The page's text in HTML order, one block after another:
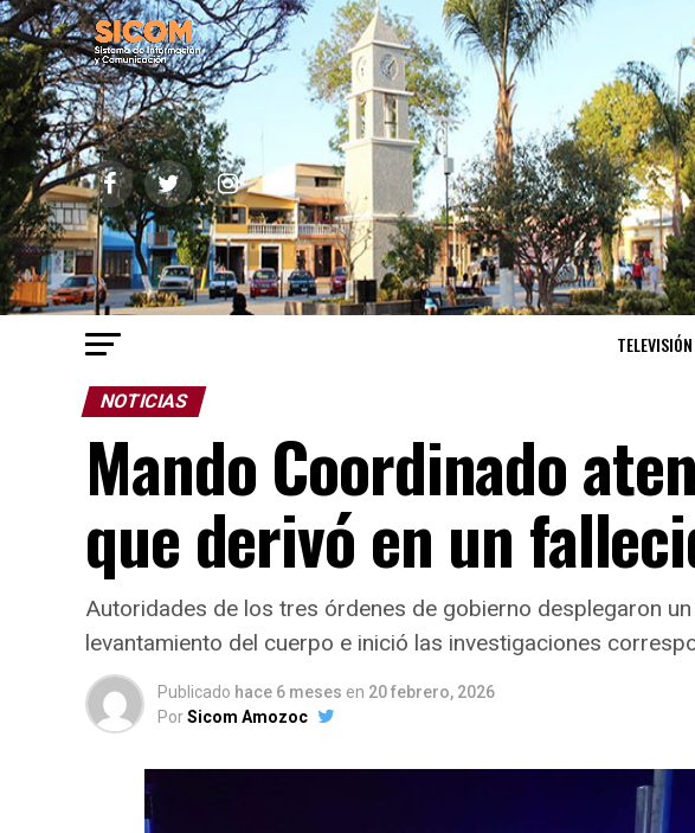
TELEVISIÓN
NOTICIAS
Mando Coordinado
que derivó en un
Autoridades de los tres órdenes de gobierno desplegaron
levantamiento del cuerpo e inició las investigaciones
Publicado hace 6 meses en 20 febrero, 2026
PorSicom Amozoc